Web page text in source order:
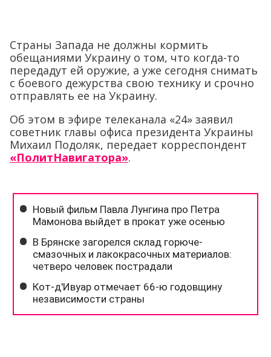
Страны Запада не должны кормить
обещаниями Украину о том, что когда-то
передадут ей оружие, а уже сегодня снимать
с боевого дежурства свою технику и срочно
отправлять ее на Украину.
Об этом в эфире телеканала «24» заявил
советник главы офиса президента Украины
Михаил Подоляк, передает корреспондент
«ПолитНавигатора».